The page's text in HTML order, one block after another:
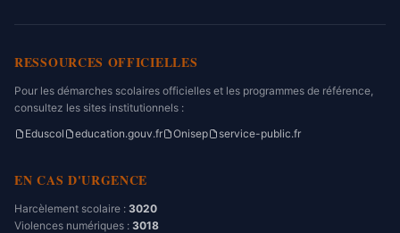
RESSOURCES OFFICIELLES
Pour les démarches scolaires officielles et les programmes de référence,
consultez les sites institutionnels :
Eduscol
education.gouv.fr Onisep service-public.fr
EN CAS D'URGENCE
Harcèlement scolaire : 3020
Violences numériques : 3018